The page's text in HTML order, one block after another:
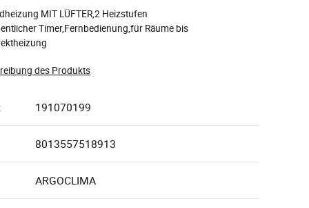
MIT LÜFTER,2 Heizstufen
Timer,Fernbedienung,für Räume bis
des Produkts
191070199
8013557518913
ARGOCLIMA